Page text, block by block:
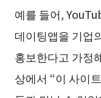
예를 들어,
데이팅앱을 기업
홍보한다고 가정
상에서 “이 사이